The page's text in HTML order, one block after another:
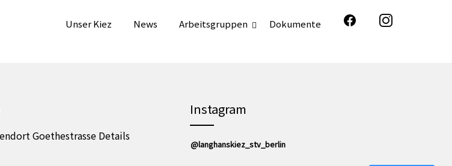
Unser Kiez News Arbeitsgruppen Dokumente
Instagram
@langhanskiez_stv_berlin